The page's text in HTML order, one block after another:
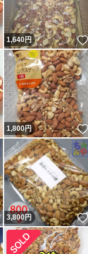
いいね！
1,640円
いいね！
1,800円
いいね！
3,800円